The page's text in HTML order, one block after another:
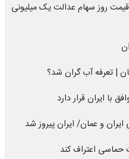
روز سهام عدالت یک میلیونی
| تعرفه آب گران شد؟
ایران و عمان/ ایران پیروز شد
حماسی اعتراف کند